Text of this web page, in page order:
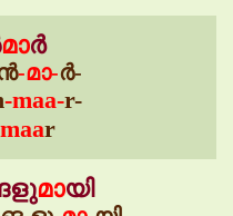
മാർ
-മാ-ർ-
-maa-r-
maar
മായി